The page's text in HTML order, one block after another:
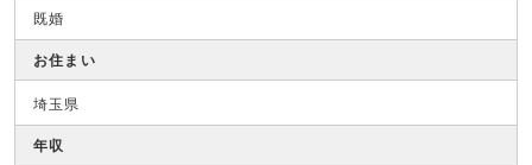
既婚
お住まい
埼玉県
年収